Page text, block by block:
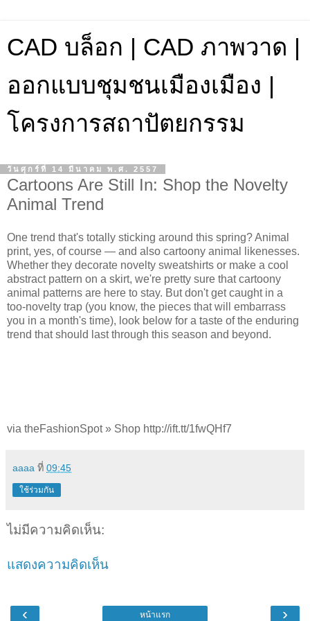
CAD บล็อก | CAD ภาพวาด |
ออกแบบชุมชนเมืองเมือง |
โครงการสถาปัตยกรรม
วันศุกร์ที่ 14 มีนาคม พ.ศ. 2557
Cartoons Are Still In: Shop the Novelty
Animal Trend
One trend that's totally sticking around this spring? Animal
print, yes, of course — and also cartoony animal likenesses.
Whether they decorate novelty sweatshirts or make a cool
abstract pattern on a skirt, we're pretty sure that cartoony
animal patterns are here to stay. But don't get caught in a
too-novelty trap (you know, the pieces that will embarrass
you in a month's time), look below for a taste of the enduring
trend that should last through this season and beyond.
via theFashionSpot » Shop http://ift.tt/1fwQHf7
aaaa ที่ 09:45
ใช้ร่วมกัน
ไม่มีความคิดเห็น:
แสดงความคิดเห็น
‹ ›
หน้าแรก